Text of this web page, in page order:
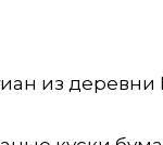
из